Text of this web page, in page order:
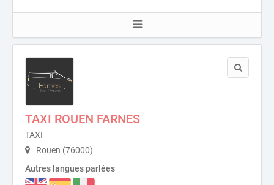
TAXI ROUEN FARNES
TAXI
Rouen (76000)
Autres langues parlées